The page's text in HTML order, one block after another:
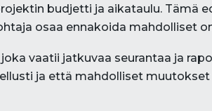
budjetti ja aikataulu. Tämä
osaa ennakoida mahdolliset
vaatii jatkuvaa seurantaa ja
ja että mahdolliset